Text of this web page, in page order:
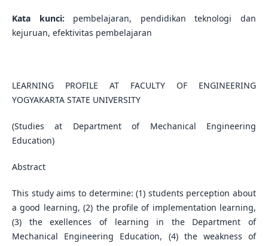
Kata kunci: pembelajaran, pendidikan teknologi dan
kejuruan, efektivitas pembelajaran
LEARNING PROFILE AT FACULTY OF ENGINEERING
YOGYAKARTA STATE UNIVERSITY
(Studies at Department of Mechanical Engineering
Education)
Abstract
This study aims to determine: (1) students perception about
a good learning, (2) the profile of implementation learning,
(3) the exellences of learning in the Department of
Mechanical Engineering Education, (4) the weakness of